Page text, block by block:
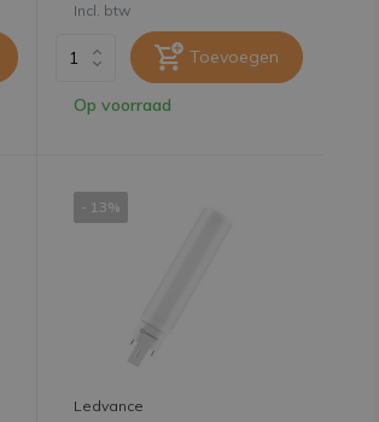
Incl. btw
Toevoegen
Op voorraad
- 13%
Ledvance